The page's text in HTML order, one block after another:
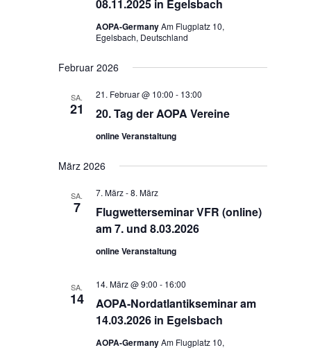
08.11.2025 in Egelsbach
AOPA-GermanyAm Flugplatz 10,
Egelsbach, Deutschland
Februar 2026
SA.
21 20. Tag der AOPA Vereine
21. Februar @ 10:00 - 13:00
online Veranstaltung
März 2026
SA.
7
Flugwetterseminar VFR (online)
am 7. und 8.03.2026
7. März-8. März
online Veranstaltung
SA.
14
AOPA-Nordatlantikseminar am
14.03.2026 in Egelsbach
14. März @ 9:00 - 16:00
AOPA-GermanyAm Flugplatz 10,